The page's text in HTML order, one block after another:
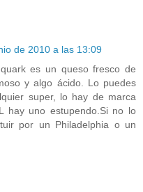
de 2010 a las 13:09
es un queso fresco de
y algo ácido. Lo puedes
super, lo hay de marca
hay uno estupendo.Si no lo
por un Philadelphia o un